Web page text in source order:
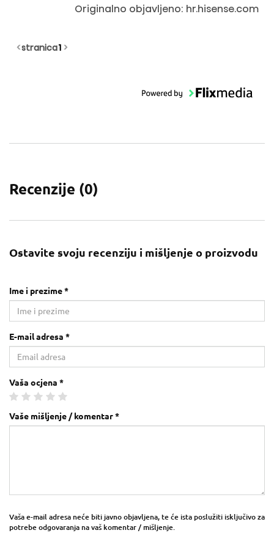
Originalno objavljeno: hr.hisense.com
<stranica1 >
Recenzije (0)
Ostavite svoju recenziju i mišljenje o proizvodu
Ime i prezime *
E-mail adresa *
Vaša ocjena *
Vaše mišljenje / komentar *
Vaša e-mail adresa neće biti javno objavljena, te će ista poslužiti isključivo za
potrebe odgovaranja na vaš komentar / mišljenje.